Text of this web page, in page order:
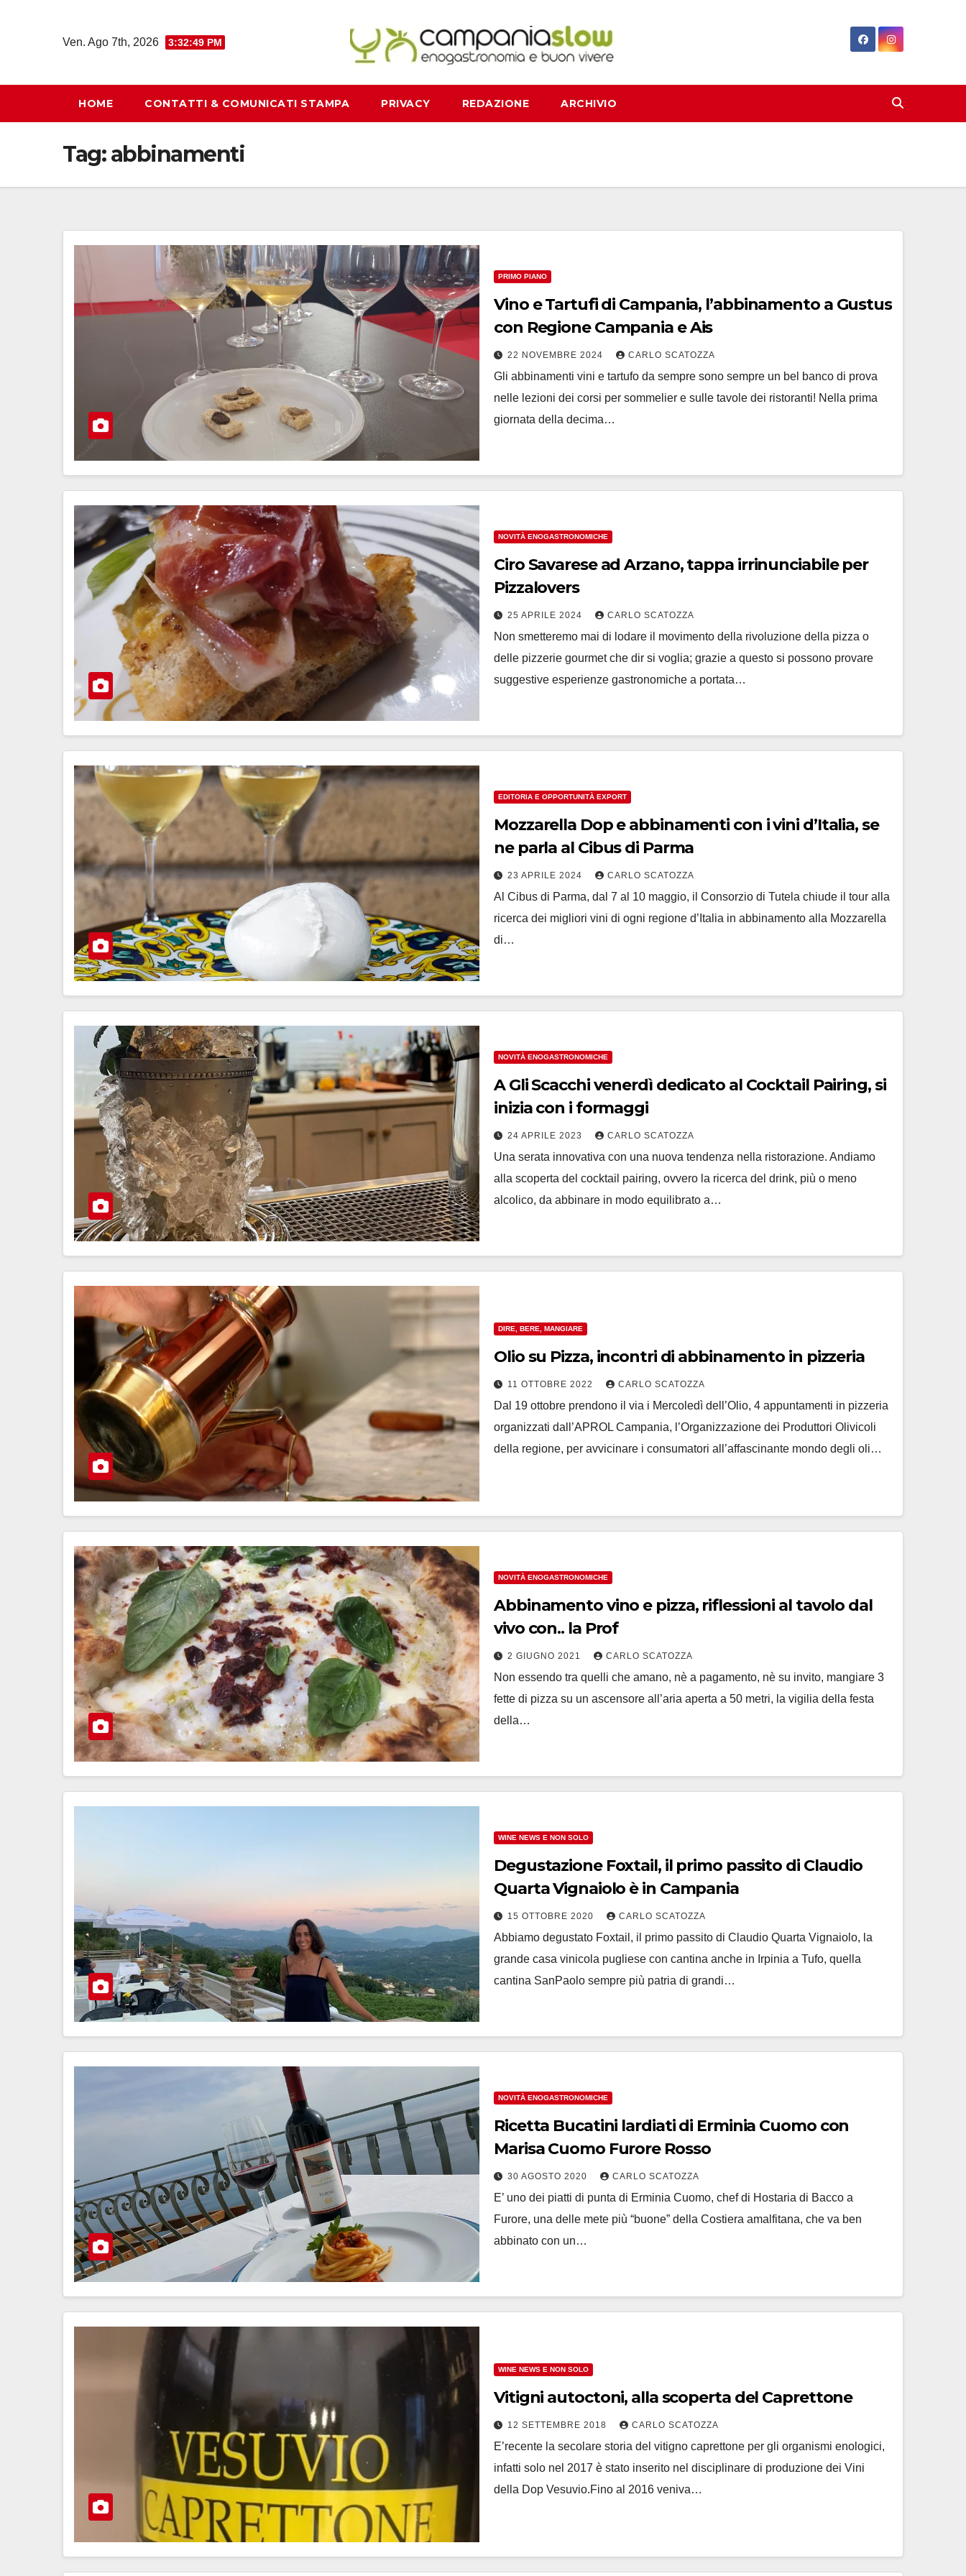
Ven. Ago 7th, 2026 3:32:50 PM
HOME CONTATTI & COMUNICATI STAMPA PRIVACY REDAZIONE ARCHIVIO
Tag:abbinamenti
PRIMO PIANO
Vino e Tartufi di Campania, l’abbinamento a Gustus
con Regione Campania e Ais
22 NOVEMBRE 2024 CARLO SCATOZZA
Gli abbinamenti vini e tartufo da sempre sono sempre un bel banco di prova
nelle lezioni dei corsi per sommelier e sulle tavole dei ristoranti! Nella prima
giornata della decima…
NOVITÀ ENOGASTRONOMICHE
Ciro Savarese ad Arzano, tappa irrinunciabile per
Pizzalovers
25 APRILE 2024 CARLO SCATOZZA
Non smetteremo mai di lodare il movimento della rivoluzione della pizza o
delle pizzerie gourmet che dir si voglia; grazie a questo si possono provare
suggestive esperienze gastronomiche a portata…
EDITORIA E OPPORTUNITÀ EXPORT
Mozzarella Dop e abbinamenti con i vini d’Italia, se
ne parla al Cibus di Parma
23 APRILE 2024 CARLO SCATOZZA
Al Cibus di Parma, dal 7 al 10 maggio, il Consorzio di Tutela chiude il tour alla
ricerca dei migliori vini di ogni regione d’Italia in abbinamento alla Mozzarella
di…
NOVITÀ ENOGASTRONOMICHE
A Gli Scacchi venerdì dedicato al Cocktail Pairing, si
inizia con i formaggi
24 APRILE 2023 CARLO SCATOZZA
Una serata innovativa con una nuova tendenza nella ristorazione. Andiamo
alla scoperta del cocktail pairing, ovvero la ricerca del drink, più o meno
alcolico, da abbinare in modo equilibrato a…
DIRE, BERE, MANGIARE
Olio su Pizza, incontri di abbinamento in pizzeria
11 OTTOBRE 2022 CARLO SCATOZZA
Dal 19 ottobre prendono il via i Mercoledì dell’Olio, 4 appuntamenti in pizzeria
organizzati dall’APROL Campania, l’Organizzazione dei Produttori Olivicoli
della regione, per avvicinare i consumatori all’affascinante mondo degli oli…
NOVITÀ ENOGASTRONOMICHE
Abbinamento vino e pizza, riflessioni al tavolo dal
vivo con.. la Prof
2 GIUGNO 2021 CARLO SCATOZZA
Non essendo tra quelli che amano, nè a pagamento, nè su invito, mangiare 3
fette di pizza su un ascensore all’aria aperta a 50 metri, la vigilia della festa
della…
WINE NEWS E NON SOLO
Degustazione Foxtail, il primo passito di Claudio
Quarta Vignaiolo è in Campania
15 OTTOBRE 2020 CARLO SCATOZZA
Abbiamo degustato Foxtail, il primo passito di Claudio Quarta Vignaiolo, la
grande casa vinicola pugliese con cantina anche in Irpinia a Tufo, quella
cantina SanPaolo sempre più patria di grandi…
NOVITÀ ENOGASTRONOMICHE
Ricetta Bucatini lardiati di Erminia Cuomo con
Marisa Cuomo Furore Rosso
30 AGOSTO 2020 CARLO SCATOZZA
E’ uno dei piatti di punta di Erminia Cuomo, chef di Hostaria di Bacco a
Furore, una delle mete più “buone” della Costiera amalfitana, che va ben
abbinato con un…
WINE NEWS E NON SOLO
Vitigni autoctoni, alla scoperta del Caprettone
12 SETTEMBRE 2018 CARLO SCATOZZA
E’recente la secolare storia del vitigno caprettone per gli organismi enologici,
infatti solo nel 2017 è stato inserito nel disciplinare di produzione dei Vini
della Dop Vesuvio.Fino al 2016 veniva…